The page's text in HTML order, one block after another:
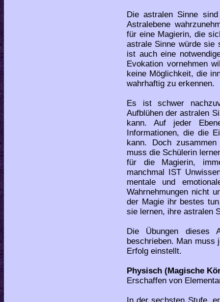
Die astralen Sinne
Astralebene
für eine Magierin, die
astrale Sinne würde sie
ist auch eine
Evokation vornehmen
keine Möglichkeit, die
wahrhaftig zu erkennen.
Es ist schwer
Aufblühen der astralen
kann. Auf jeder
Informationen, die die
kann. Doch
muss die Schülerin
für die Magierin,
manchmal IST
mentale und
Wahrnehmungen nicht
der Magie ihr bestes
sie lernen, ihre astralen
Die Übungen dieses
beschrieben. Man muss
Erfolg einstellt.
Physisch (Magische
Erschaffen von